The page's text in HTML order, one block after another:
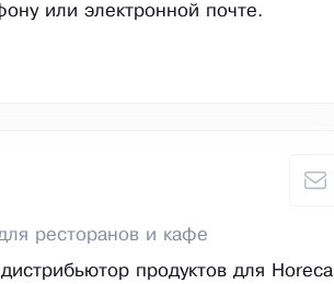
или электронной почте.
ресторанов и кафе
продуктов для Horeca